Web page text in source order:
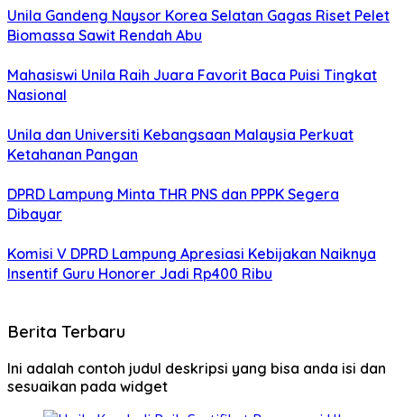
Unila Gandeng Naysor Korea Selatan Gagas Riset Pelet
Biomassa Sawit Rendah Abu
Mahasiswi Unila Raih Juara Favorit Baca Puisi Tingkat
Nasional
Unila dan Universiti Kebangsaan Malaysia Perkuat
Ketahanan Pangan
DPRD Lampung Minta THR PNS dan PPPK Segera
Dibayar
Komisi V DPRD Lampung Apresiasi Kebijakan Naiknya
Insentif Guru Honorer Jadi Rp400 Ribu
Berita Terbaru
Ini adalah contoh judul deskripsi yang bisa anda isi dan
sesuaikan pada widget